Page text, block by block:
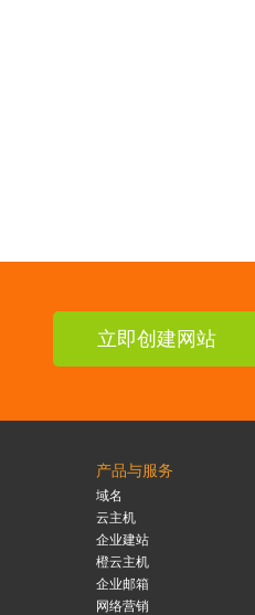
立即创建网站
产品与服务
域名
云主机
企业建站
橙云主机
企业邮箱
网络营销